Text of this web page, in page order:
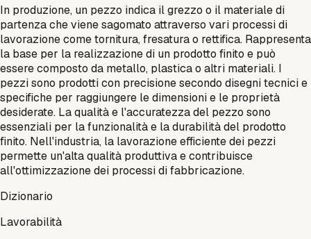
In produzione, un pezzo indica il grezzo o il materiale di
partenza che viene sagomato attraverso vari processi di
lavorazione come tornitura, fresatura o rettifica. Rappresenta
la base per la realizzazione di un prodotto finito e può
essere composto da metallo, plastica o altri materiali. I
pezzi sono prodotti con precisione secondo disegni tecnici e
specifiche per raggiungere le dimensioni e le proprietà
desiderate. La qualità e l'accuratezza del pezzo sono
essenziali per la funzionalità e la durabilità del prodotto
finito. Nell'industria, la lavorazione efficiente dei pezzi
permette un'alta qualità produttiva e contribuisce
all'ottimizzazione dei processi di fabbricazione.
Dizionario
Lavorabilità